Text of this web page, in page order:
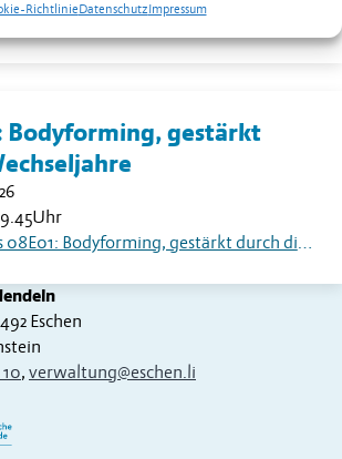
RichtlinieDatenschutzImpressum
Bodyforming, gestärkt
Uhr
weiterlesen: Kurs 08E01: Bodyforming, gestärkt durch die Wechseljahre
Eschen
, verwaltung@eschen.li